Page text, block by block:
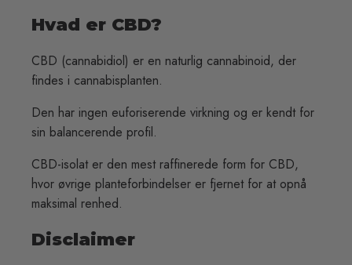
Hvad er CBD?
CBD (cannabidiol) er en naturlig cannabinoid, der
findes i cannabisplanten.
Den har ingen euforiserende virkning og er kendt for
sin balancerende profil.
CBD-isolat er den mest raffinerede form for CBD,
hvor øvrige planteforbindelser er fjernet for at opnå
maksimal renhed.
Disclaimer